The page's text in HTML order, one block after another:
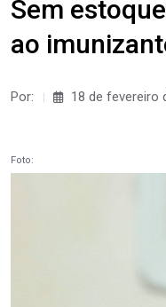
Sem
ao
Por: 18 de fevereiro
Foto: